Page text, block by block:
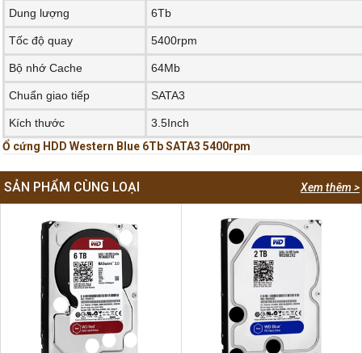
Dung lượng 6Tb
Tốc độ quay 5400rpm
Bộ nhớ Cache 64Mb
Chuẩn giao tiếp SATA3
Kích thước
3.5Inch
Ổ cứng HDD Western Blue 6Tb SATA3 5400rpm
Xem thêm >
SẢN PHẨM CÙNG LOẠI